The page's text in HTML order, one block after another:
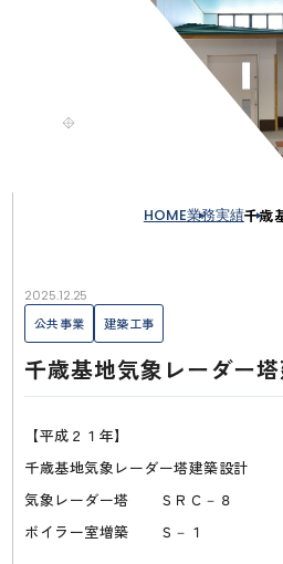
HOME業務実績千歳
2025.12.25
公共事業
建築工事
千歳基地気象レーダー
【平成２１年】
千歳基地気象レーダー塔建築設計
気象レーダー塔 ＳＲＣ－
ボイラー室増築 Ｓ－１